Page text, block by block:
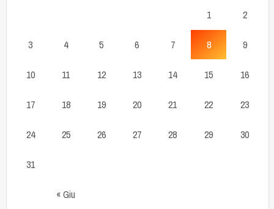
« Giu
1 2
3 4 5 6 7 8 9
10 11 12 13 14 15 16
17 18 19 20 21 22 23
24 25 26 27 28 29 30
31